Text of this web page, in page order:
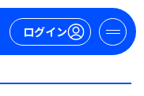
ログイン